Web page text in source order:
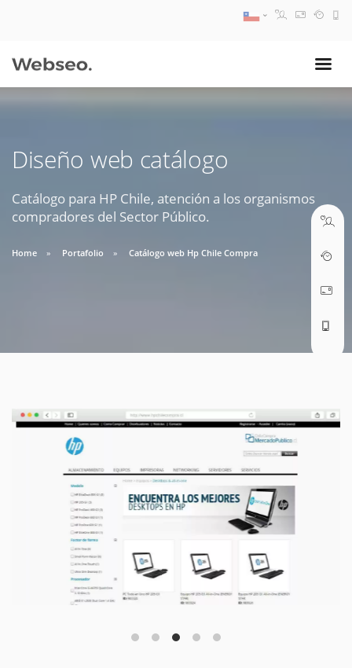
Diseño web catálogo
Catálogo para HP Chile, atención a los organismos
compradores del Sector Público.
Home Portafolio Catálogo web Hp Chile Compra
09:30 AM A 18:30 PM
soporte@webseo.cl